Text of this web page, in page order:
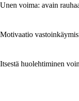
Unen voima: avain
Motivaatio
Itsestä huolehtiminen